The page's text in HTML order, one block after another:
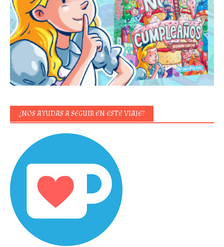
¿NOS AYUDAS A SEGUIR EN ESTE VIAJE?